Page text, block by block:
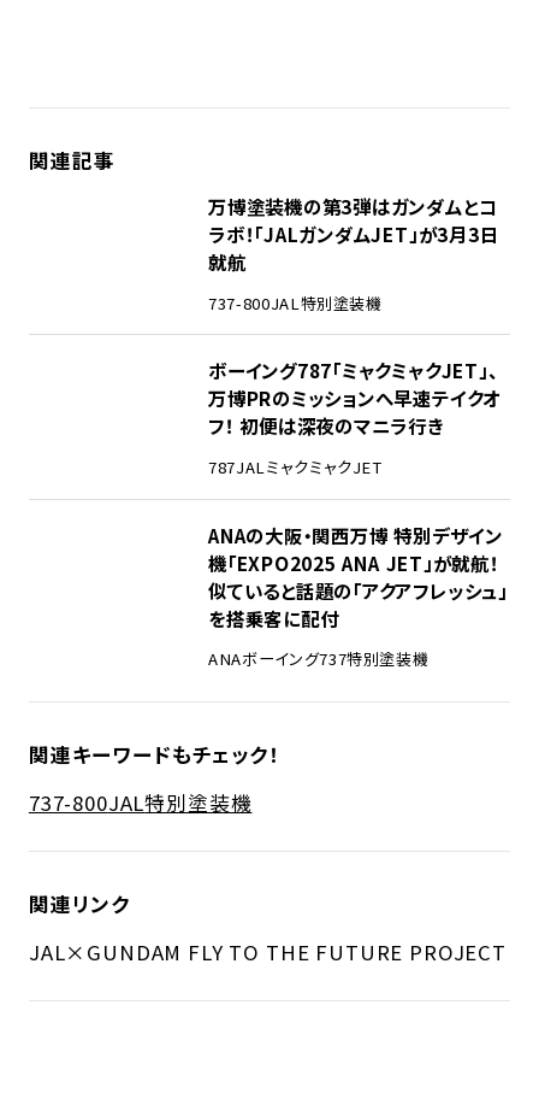
関連記事
万博塗装機の第3弾はガンダムとコ
ラボ！「JALガンダムJET」が3月3日
就航
737-800JAL 特別塗装機
ボーイング787「ミャクミャクJET」、
万博PRのミッションへ早速テイクオ
フ！ 初便は深夜のマニラ行き
787JAL ミャクミャクJET
ANAの大阪・関西万博 特別デザイン
機「EXPO2025 ANA JET」が就航！
似ていると話題の「アクアフレッシュ」
を搭乗客に配付
ANAボーイング737特別塗装機
関連キーワードもチェック！
737-800JAL特別塗装機
関連リンク
JAL×GUNDAM FLY TO THE FUTURE PROJECT